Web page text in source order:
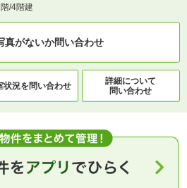
/4階建
真がないか問い合わせ
状況を問い合わせ
詳細について
問い合わせ